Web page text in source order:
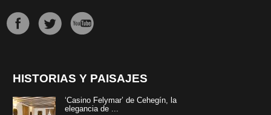
HISTORIAS Y PAISAJES
‘Casino Felymar’ de Cehegín, la
elegancia de ...